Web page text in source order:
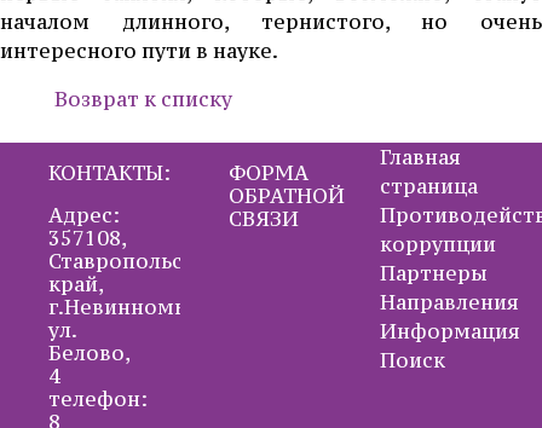
началом длинного, тернистого, но очень
интересного пути в науке.
Возврат к списку
КОНТАКТЫ:
Адрес:
357108,
Ставропольский
край,
г.Невинномысск,
ул.
Белово,
4
телефон:
8
ФОРМА
ОБРАТНОЙ
СВЯЗИ
Главная
страница
коррупции
Партнеры
Направления
Информация
Поиск